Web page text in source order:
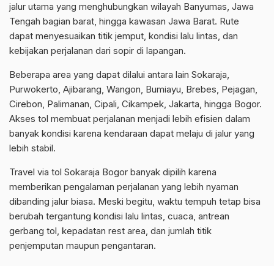
jalur utama yang menghubungkan wilayah Banyumas, Jawa
Tengah bagian barat, hingga kawasan Jawa Barat. Rute
dapat menyesuaikan titik jemput, kondisi lalu lintas, dan
kebijakan perjalanan dari sopir di lapangan.
Beberapa area yang dapat dilalui antara lain Sokaraja,
Purwokerto, Ajibarang, Wangon, Bumiayu, Brebes, Pejagan,
Cirebon, Palimanan, Cipali, Cikampek, Jakarta, hingga Bogor.
Akses tol membuat perjalanan menjadi lebih efisien dalam
banyak kondisi karena kendaraan dapat melaju di jalur yang
lebih stabil.
Travel via tol Sokaraja Bogor banyak dipilih karena
memberikan pengalaman perjalanan yang lebih nyaman
dibanding jalur biasa. Meski begitu, waktu tempuh tetap bisa
berubah tergantung kondisi lalu lintas, cuaca, antrean
gerbang tol, kepadatan rest area, dan jumlah titik
penjemputan maupun pengantaran.